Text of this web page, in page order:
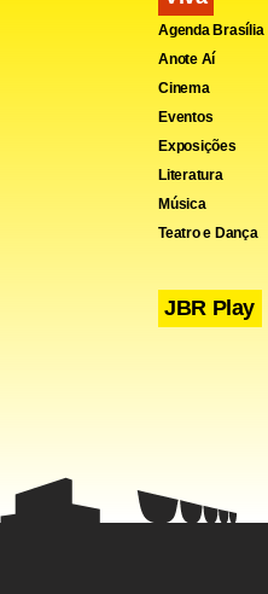
Agenda Brasília
Anote Aí
Cinema
Eventos
Exposições
Literatura
Música
Teatro e Dança
JBR Play